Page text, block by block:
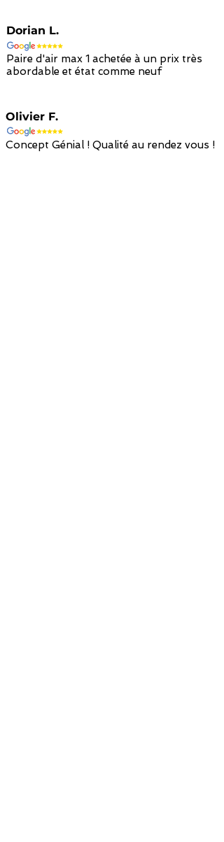
Dorian L.
Paire d'air max 1 achetée à un prix très
abordable et état comme neuf
Olivier F.
Concept Génial ! Qualité au rendez vous !